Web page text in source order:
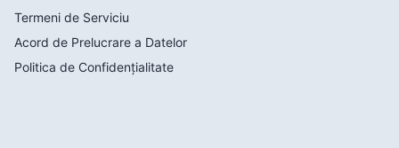
Termeni de Serviciu
Acord de Prelucrare a Datelor
Politica de Confidențialitate